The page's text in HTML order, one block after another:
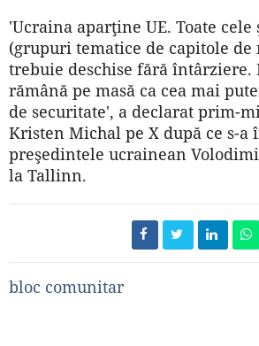
'Ucraina aparţine UE. Toate cele
(grupuri tematice de capitole de
trebuie deschise fără întârziere.
rămână pe masă ca cea mai
de securitate', a declarat prim-
Kristen Michal pe X după ce s-a
preşedintele ucrainean
la Tallinn.
bloc comunitar